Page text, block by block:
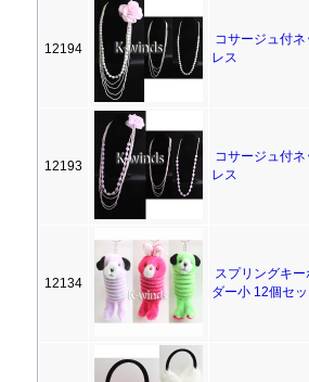
12194
コサージュ付ネ
レス
12193
コサージュ付ネ
レス
12134
スプリングキー
ダー小 12個セ